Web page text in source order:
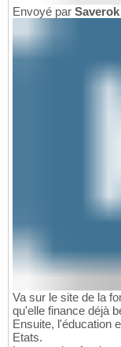
Envoyé par Saverok
Va sur le site de la
qu'elle finance déjà
Ensuite, l'éducation
Etats.